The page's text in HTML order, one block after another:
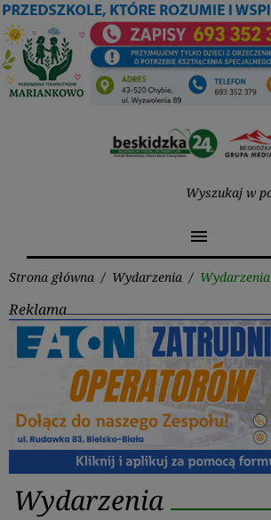
Przejdź
do
treści
menu
Strona główna / Wydarzenia / Wydarzenia
Reklama
Wydarzenia
Wydarzenia